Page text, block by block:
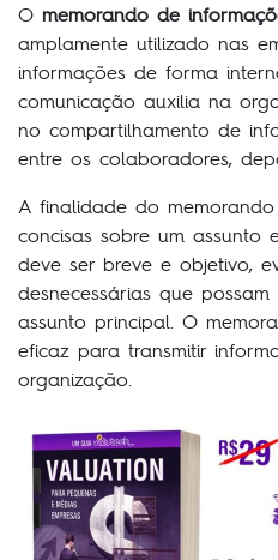
O memorando de
amplamente utilizado nas
informações de forma
comunicação auxilia na
no compartilhamento de
entre os colaboradores,
A finalidade do
concisas sobre um assunto
deve ser breve e objetivo,
desnecessárias que
assunto principal. O
eficaz para transmitir
organização.